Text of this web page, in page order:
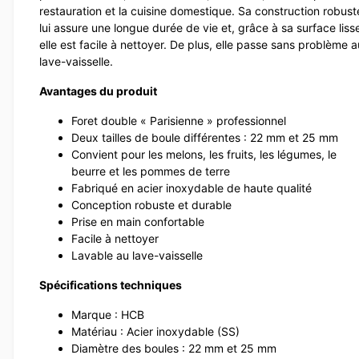
restauration et la cuisine domestique. Sa construction
lui assure une longue durée de vie et, grâce à sa surface
elle est facile à nettoyer. De plus, elle passe sans problème
lave-vaisselle.
Avantages du produit
Foret double « Parisienne » professionnel
Deux tailles de boule différentes : 22 mm et 25 mm
Convient pour les melons, les fruits, les légumes, le
beurre et les pommes de terre
Fabriqué en acier inoxydable de haute qualité
Conception robuste et durable
Prise en main confortable
Facile à nettoyer
Lavable au lave-vaisselle
Spécifications techniques
Marque : HCB
Matériau : Acier inoxydable (SS)
Diamètre des boules : 22 mm et 25 mm